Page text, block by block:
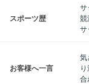
スポーツ歴
お客様へ一言
合